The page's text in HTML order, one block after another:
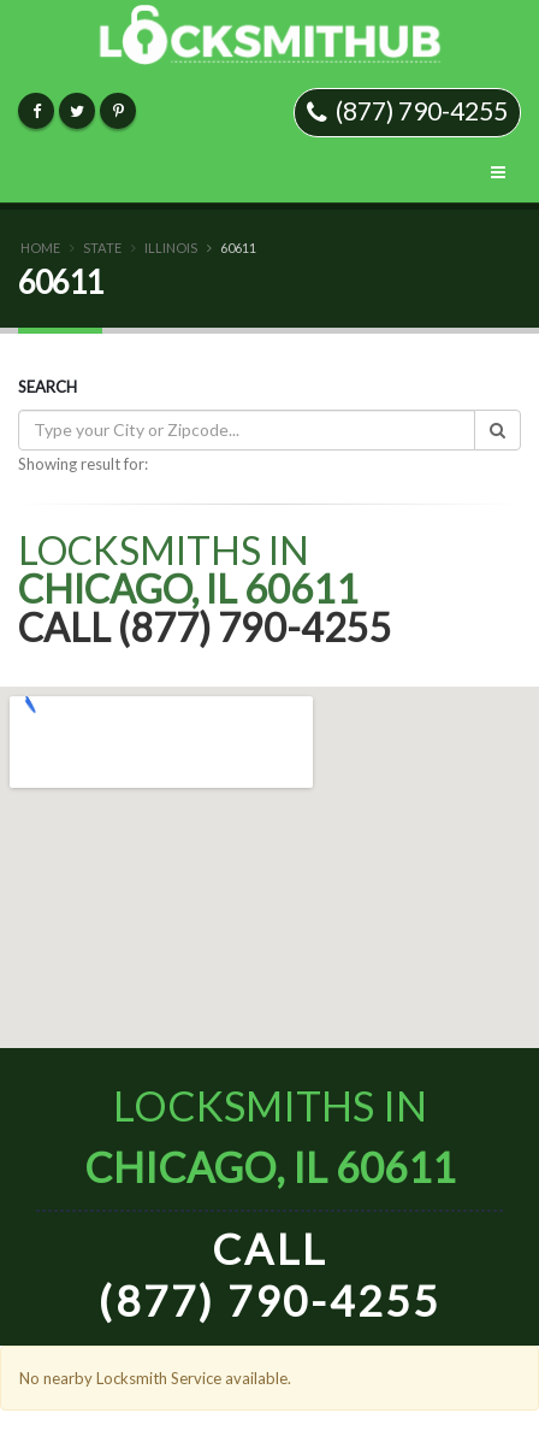
(877) 790-4255
HOME STATE ILLINOIS 60611
60611
SEARCH
Showing result for:
LOCKSMITHS IN
CHICAGO, IL 60611
CALL (877) 790-4255
LOCKSMITHS IN
CHICAGO, IL 60611
CALL
(877) 790-4255
No nearby Locksmith Service available.